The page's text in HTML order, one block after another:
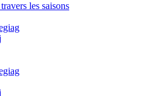
les saisons